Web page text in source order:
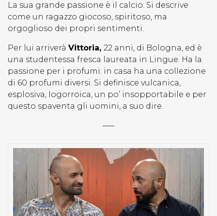
La sua grande passione è il calcio. Si descrive
come un ragazzo giocoso, spiritoso, ma
orgoglioso dei propri sentimenti.
Per lui arriverà Vittoria, 22 anni, di Bologna, ed è
una studentessa fresca laureata in Lingue. Ha la
passione per i profumi: in casa ha una collezione
di 60 profumi diversi. Si definisce vulcanica,
esplosiva, logorroica, un po’ insopportabile e per
questo spaventa gli uomini, a suo dire.
—–